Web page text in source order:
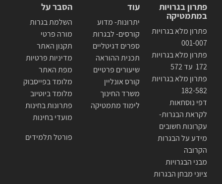
פתרון בגרויות
במתמטיקה
פתרון מלא בגרויות
001-007
פתרון מלא בגרויות
172 עד 572
פתרון מלא בגרויות
182-582
דפי נוסחאות
לקראת הבגרות-
עקרונות חשובים
מידע על הבגרות
הקרובה
מבני הבגרויות
ציוני מבחן הבגרות
עוד
יתרונות- מדוע
קורסים- לבגרות
ספרים דגיטליים
תכנית ההוראה
שיעורים פרטיים
קורס אונליין
משרד החינוך
לימוד מתמטיקה
הסבר על
השלמת בגרות
מורה פרטי
תקנון האתר
מדיניות פרטיות
מפת האתר
מלומד בפייסבוק
מלומד ביוטיוב
פתרונות בחינות
מועדי בחינות
פורטל תלמידים